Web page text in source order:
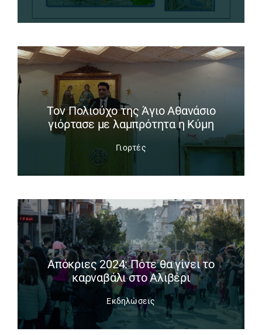
Tον Πολιούχο της Άγιο Αθανάσιο
γιόρτασε με λαμπρότητα η Κύμη
Γιορτές
Απόκριες 2024: Πότε θα γίνει το
καρναβάλι στο Αλιβέρι
Εκδηλώσεις